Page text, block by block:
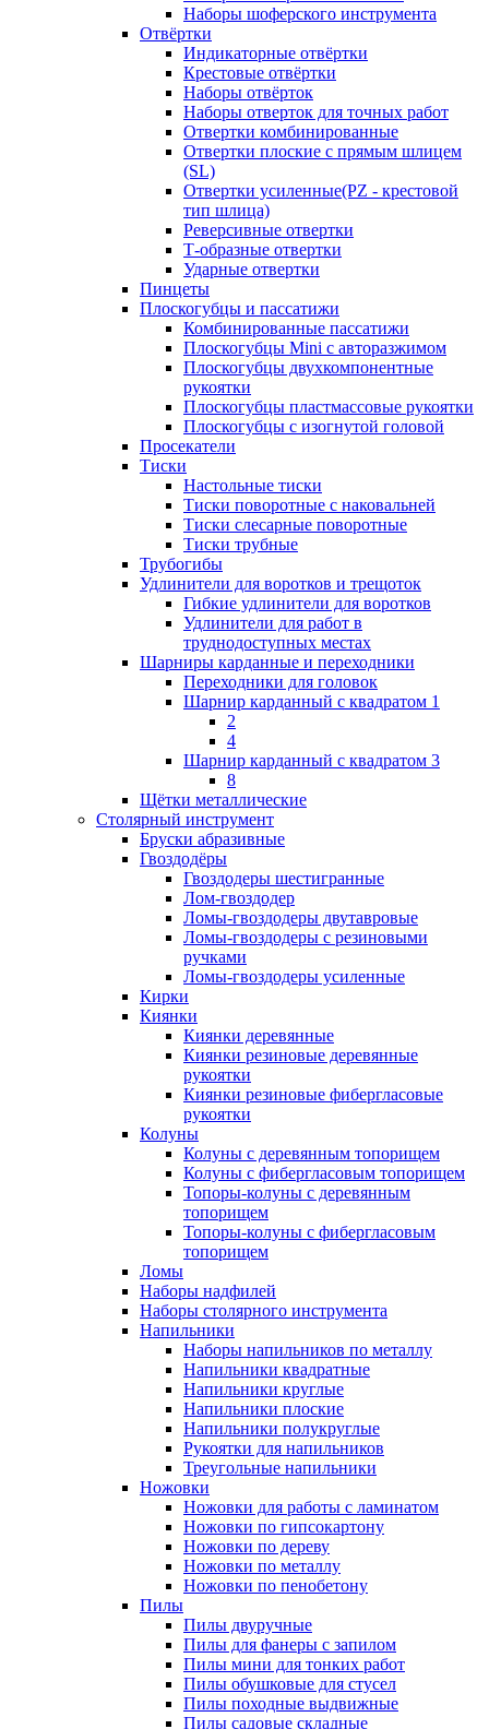
Наборы шоферского инструмента
Отвёртки
Индикаторные отвёртки
Крестовые отвёртки
Наборы отвёрток
Наборы отверток для точных работ
Отвертки комбинированные
Отвертки плоские с прямым шлицем
(SL)
Отвертки усиленные(PZ - крестовой
тип шлица)
Реверсивные отвертки
Т-образные отвертки
Ударные отвертки
Пинцеты
Плоскогубцы и пассатижи
Комбинированные пассатижи
Плоскогубцы Mini с авторазжимом
Плоскогубцы двухкомпонентные
рукоятки
Плоскогубцы пластмассовые рукоятки
Плоскогубцы с изогнутой головой
Просекатели
Тиски
Настольные тиски
Тиски поворотные с наковальней
Тиски слесарные поворотные
Тиски трубные
Трубогибы
Удлинители для воротков и трещоток
Гибкие удлинители для воротков
Удлинители для работ в
труднодоступных местах
Шарниры карданные и переходники
Переходники для головок
Шарнир карданный с квадратом 1
2
4
Шарнир карданный с квадратом 3
8
Щётки металлические
Столярный инструмент
Бруски абразивные
Гвоздодёры
Гвоздодеры шестигранные
Лом-гвоздодер
Ломы-гвоздодеры двутавровые
Ломы-гвоздодеры с резиновыми
ручками
Ломы-гвоздодеры усиленные
Кирки
Киянки
Киянки деревянные
Киянки резиновые деревянные
рукоятки
Киянки резиновые фибергласовые
рукоятки
Колуны
Колуны с деревянным топорищем
Колуны с фибергласовым топорищем
Топоры-колуны с деревянным
топорищем
Топоры-колуны с фибергласовым
топорищем
Ломы
Наборы надфилей
Наборы столярного инструмента
Напильники
Наборы напильников по металлу
Напильники квадратные
Напильники круглые
Напильники плоские
Напильники полукруглые
Рукоятки для напильников
Треугольные напильники
Ножовки
Ножовки для работы с ламинатом
Ножовки по гипсокартону
Ножовки по дереву
Ножовки по металлу
Ножовки по пенобетону
Пилы
Пилы двуручные
Пилы для фанеры с запилом
Пилы мини для тонких работ
Пилы обушковые для стусел
Пилы походные выдвижные
Пилы садовые складные